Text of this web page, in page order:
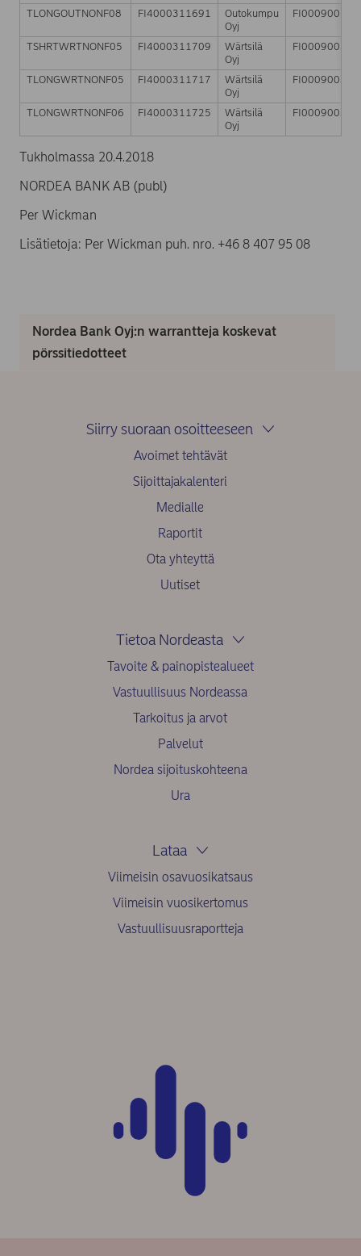
TLONGOUTNONF08 FI4000311691
Outokumpu
Oyj
TSHRTWRTNONF05 FI4000311709
Wärtsilä
Oyj
TLONGWRTNONF05 FI4000311717
Wärtsilä
Oyj
TLONGWRTNONF06 FI4000311725
Wärtsilä
Oyj
Tukholmassa 20.4.2018
NORDEA BANK AB (publ)
Per Wickman
Lisätietoja: Per Wickman puh. nro. +46 8 407 95 08
Nordea Bank Oyj:n warrantteja koskevat
pörssitiedotteet
Siirry suoraan osoitteeseen
Avoimet tehtävät
Sijoittajakalenteri
Medialle
Raportit
Ota yhteyttä
Uutiset
Tietoa Nordeasta
Tavoite & painopistealueet
Vastuullisuus Nordeassa
Tarkoitus ja arvot
Palvelut
Nordea sijoituskohteena
Ura
Lataa
Viimeisin osavuosikatsaus
Viimeisin vuosikertomus
Vastuullisuusraportteja